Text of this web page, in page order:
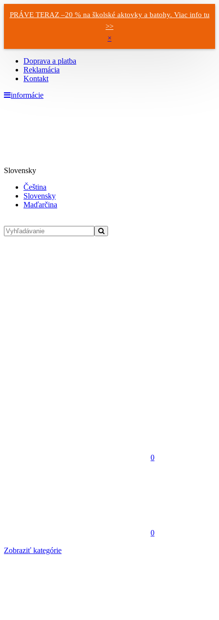
PRÁVE TERAZ –20 % na školské aktovky a batohy. Viac info tu
>>
×
Doprava a platba
Reklamácia
Kontakt
informácie
Slovensky
Čeština
Slovensky
Maďarčina
0
0
Zobraziť kategórie